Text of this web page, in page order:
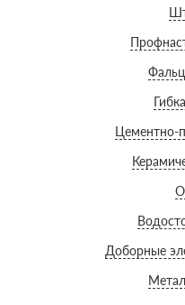
Цементно-
Доборные